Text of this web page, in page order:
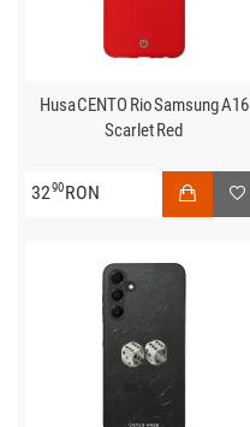
Husa CENTO Rio Samsung A16
Scarlet Red
3290RON